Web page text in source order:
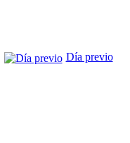
Día previo